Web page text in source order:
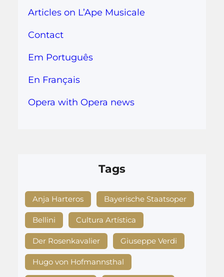
Articles on L’Ape Musicale
Contact
Em Português
En Français
Opera with Opera news
Tags
Anja Harteros Bayerische Staatsoper
Bellini Cultura Artística
Der Rosenkavalier Giuseppe Verdi
Hugo von Hofmannsthal